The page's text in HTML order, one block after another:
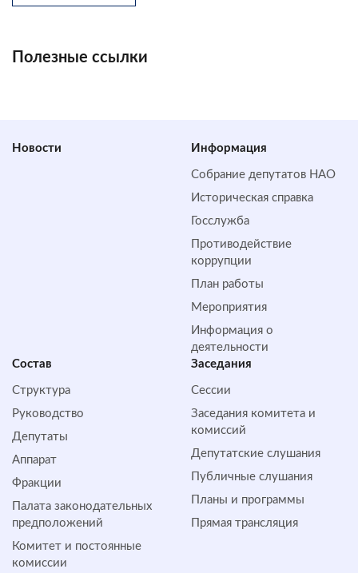
Полезные ссылки
Новости Информация
Собрание депутатов НАО
Историческая справка
Госслужба
Противодействие
коррупции
План работы
Мероприятия
Информация о
деятельности
Состав
Структура
Руководство
Депутаты
Аппарат
Фракции
Палата законодательных
предположений
Комитет и постоянные
комиссии
Заседания
Сессии
Заседания комитета и
комиссий
Депутатские слушания
Публичные слушания
Планы и программы
Прямая трансляция